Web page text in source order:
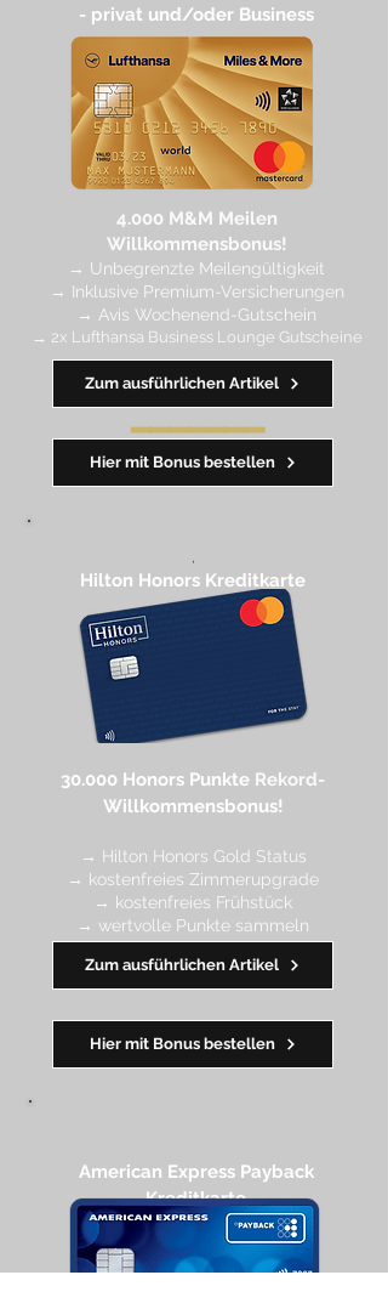
- privat und/oder Business
4.000 M&M Meilen
Willkommensbonus!
→ Unbegrenzte Meilengültigkeit
→ Inklusive Premium-Versicherungen
→ Avis Wochenend-Gutschein
→ 2x Lufthansa Business Lounge Gutscheine
━━━━━━━
Hier mit Bonus bestellen
Zum ausführlichen Artikel
,
Hilton Honors Kreditkarte​
30.000 Honors Punkte Rekord-
Willkommensbonus!
→ Hilton Honors Gold Status
→ kostenfreies Zimmerupgrade
→ kostenfreies Frühstück
→ wertvolle Punkte sammeln
→ Early Check-in + Late Check-out
━━━━━━━
Hier mit Bonus bestellen
Zum ausführlichen Artikel
American Express Payback
Kreditkarte​